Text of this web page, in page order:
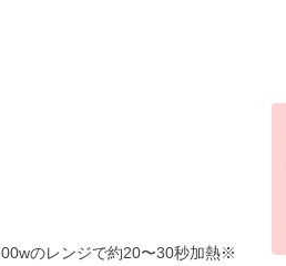
のレンジで約20〜30秒加熱※